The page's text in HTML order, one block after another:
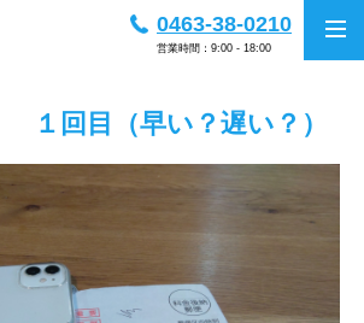
0463-38-0210
営業時間：9:00 - 18:00
１回目（早い？遅い？）